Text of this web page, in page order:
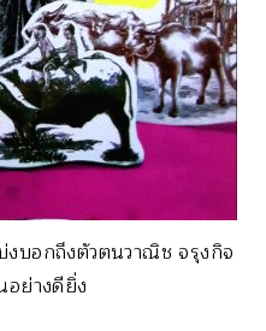
บอกถึงตัวตนวาณิช จรุงกิจ
ย่างดียิ่ง